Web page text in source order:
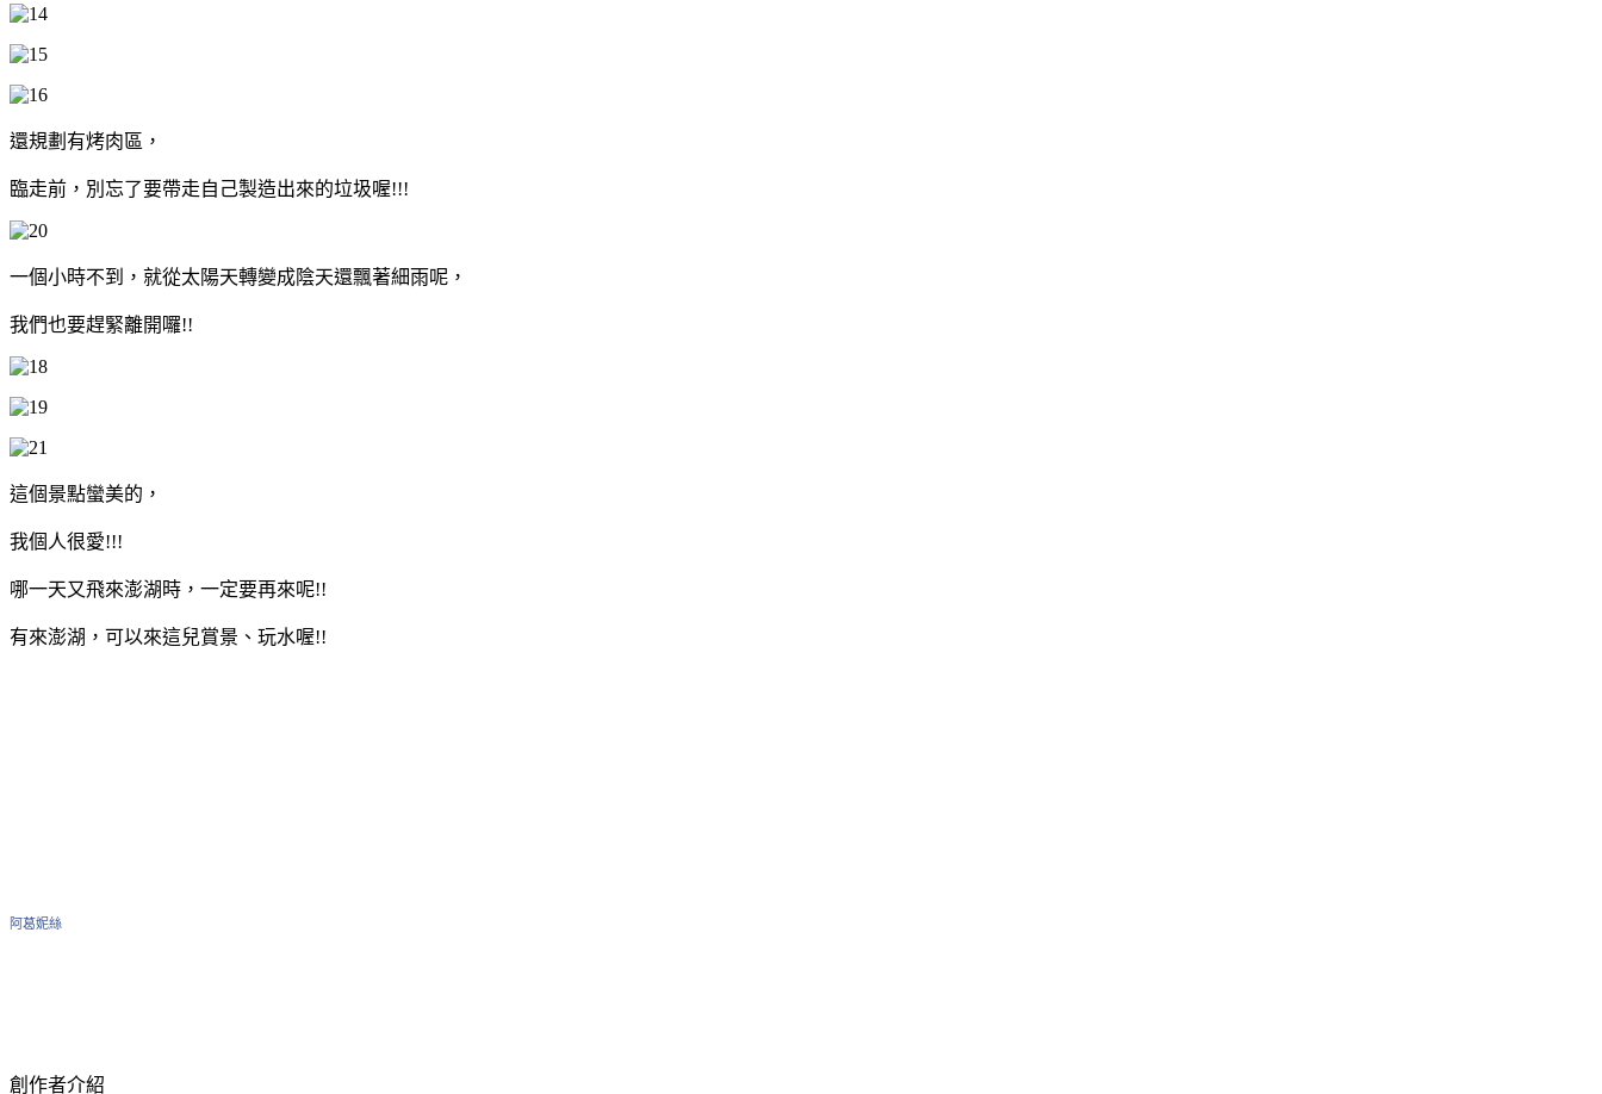
還規劃有烤肉區，
臨走前，別忘了要帶走自己製造出來的垃圾喔!!!
一個小時不到，就從太陽天轉變成陰天還飄著細雨呢，
我們也要趕緊離開囉!!
這個景點蠻美的，
我個人很愛!!!
哪一天又飛來澎湖時，一定要再來呢!!
有來澎湖，可以來這兒賞景、玩水喔!!
阿葛妮絲
創作者介紹